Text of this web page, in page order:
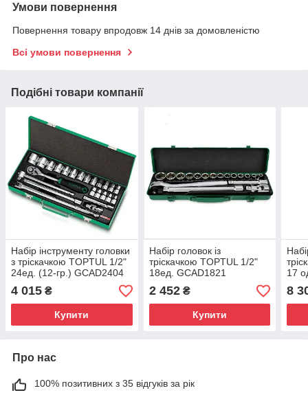
Умови повернення
Повернення товару впродовж 14 днів за домовленістю
Всі умови повернення
Подібні товари компанії
Набір інструменту головки
з тріскачкою TOPTUL 1/2"
24ед. (12-гр.) GCAD2404
4 015 ₴
Купити
Набір головок із
тріскачкою TOPTUL 1/2"
18ед. GCAD1821
2 452₴
Купити
17
8
Про нас
100% позитивних з 35 відгуків за рік